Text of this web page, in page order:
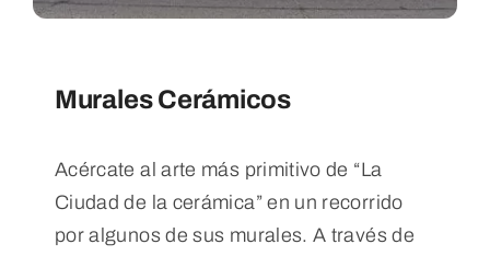
Murales Cerámicos
Acércate al arte más primitivo de “La
Ciudad de la cerámica” en un recorrido
por algunos de sus murales. A través de